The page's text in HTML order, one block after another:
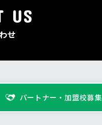
US
せ
パートナー・加盟校募集